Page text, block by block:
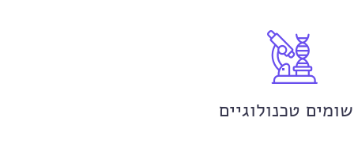
טכנולוגיים